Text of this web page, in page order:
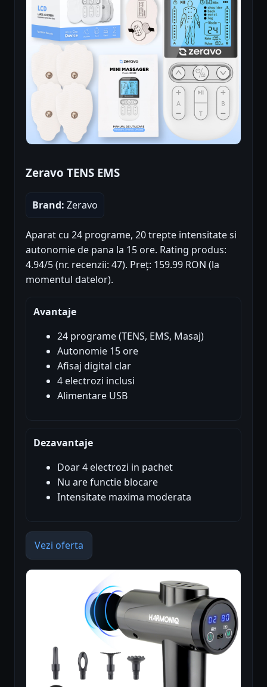
Zeravo TENS EMS
Brand: Zeravo
Aparat cu 24 programe, 20 trepte intensitate si
autonomie de pana la 15 ore. Rating produs:
4.94/5 (nr. recenzii: 47). Preț: 159.99 RON (la
momentul datelor).
Avantaje
24 programe (TENS, EMS, Masaj)
Autonomie 15 ore
Afisaj digital clar
4 electrozi inclusi
Alimentare USB
Dezavantaje
Doar 4 electrozi in pachet
Nu are functie blocare
Intensitate maxima moderata
Vezi oferta